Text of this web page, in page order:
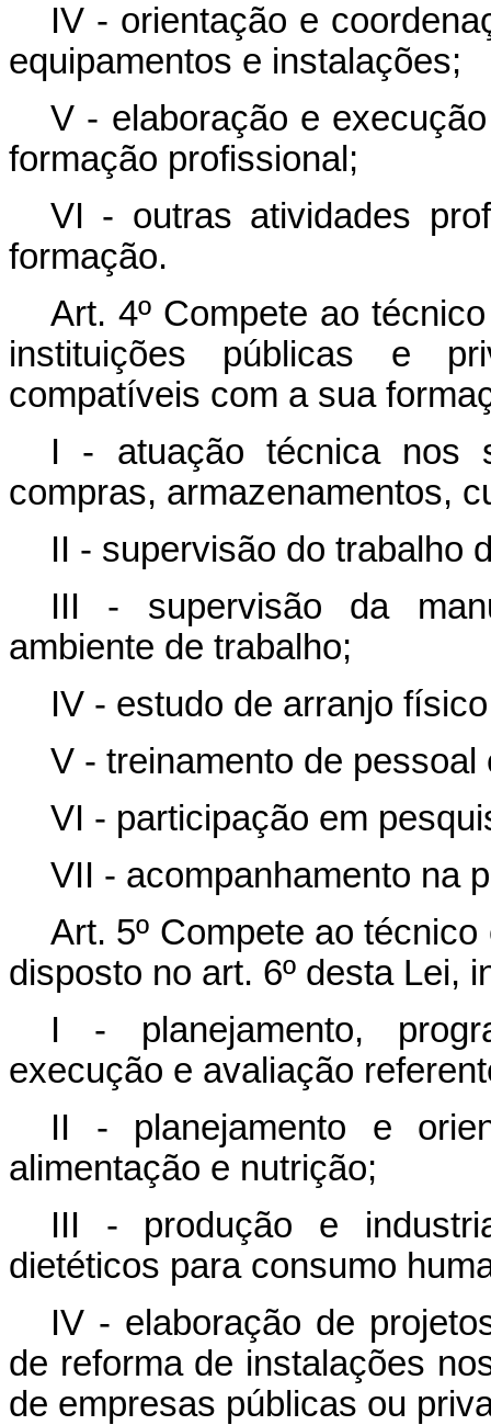
IV - orientação e
equipamentos e instalações;
V - elaboração e
formação profissional;
VI - outras atividades
formação.
Art. 4º Compete ao
instituições públicas e
compatíveis com a sua
I - atuação técnica nos
compras, armazenamentos,
II - supervisão do trabalho
III - supervisão da
ambiente de trabalho;
IV - estudo de arranjo
V - treinamento de
VI - participação em
VII - acompanhamento na
Art. 5º Compete ao
disposto no art. 6º desta Lei,
I - planejamento,
execução e avaliação
II - planejamento e
alimentação e nutrição;
III - produção e
dietéticos para consumo
IV - elaboração de
de reforma de instalações
de empresas públicas ou